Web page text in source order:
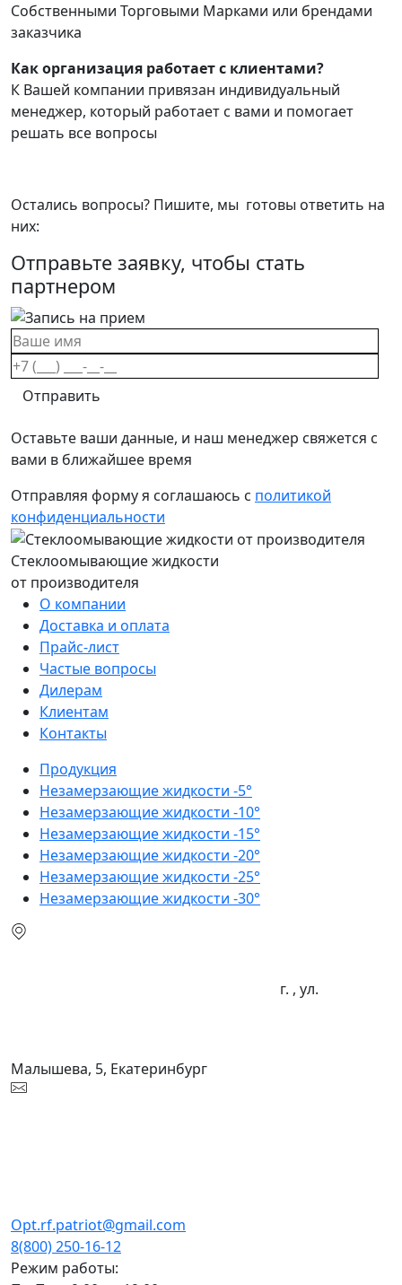
Собственными Торговыми Марками или брендами
заказчика
Как организация работает с клиентами?
К Вашей компании привязан индивидуальный
менеджер, который работает с вами и помогает
решать все вопросы
Остались вопросы? Пишите, мы готовы ответить на
них:
Отправьте заявку, чтобы стать
партнером
Оставьте ваши данные, и наш менеджер свяжется с
вами в ближайшее время
Отправляя форму я соглашаюсь с политикой
конфиденциальности
Стеклоомывающие жидкости
от производителя
О компании
Доставка и оплата
Прайс-лист
Частые вопросы
Дилерам
Клиентам
Контакты
Продукция
Незамерзающие жидкости -5°
Незамерзающие жидкости -10°
Незамерзающие жидкости -15°
Незамерзающие жидкости -20°
Незамерзающие жидкости -25°
Незамерзающие жидкости -30°
г. , ул.
Малышева, 5, Екатеринбург
Opt.rf.patriot@gmail.com
8(800) 250-16-12
Режим работы: